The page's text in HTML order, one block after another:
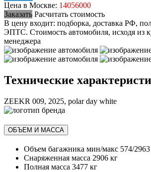
Цена в Москве: 14056000
Заказать Расчитать стоимость
В цену входит: подборка, доставка РФ,
ЭПТС. Стоимость автомобиля, исходя из
менеджера
Технические
ZEEKR 009, 2025, polar day white
ОБЪЕМ И МАССА
Объем багажника мин/макс 574/
Снаряженная масса 2906 кг
Полная масса 3477 кг